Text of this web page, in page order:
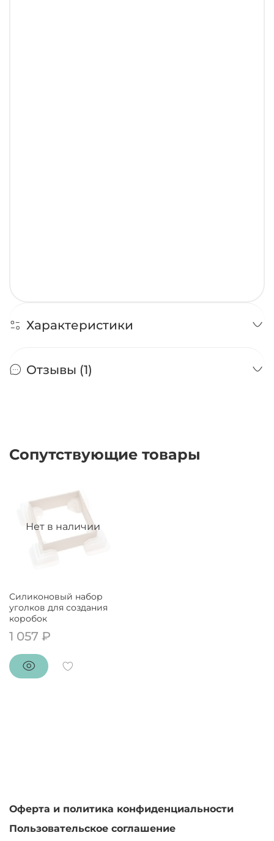
Характеристики
Отзывы (1)
Сопутствующие товары
Нет в наличии
Силиконовый набор
уголков для создания
коробок
1 057 ₽
Оферта и политика конфиденциальности
Пользовательское соглашение